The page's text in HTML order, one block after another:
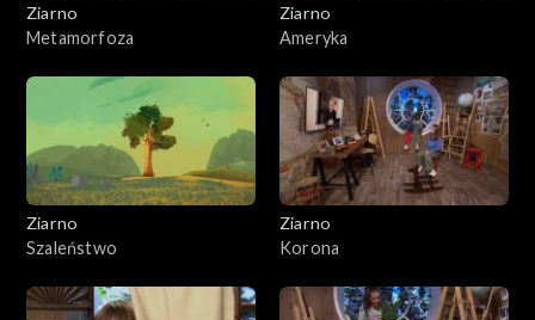
Ziarno
Metamorfoza
Ziarno
Ameryka
Ziarno
Szaleństwo
Ziarno
Korona